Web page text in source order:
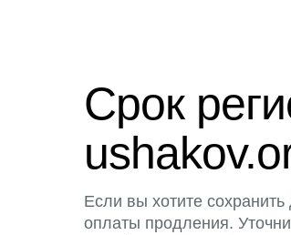
Срок
Если вы хотите
оплаты продления.